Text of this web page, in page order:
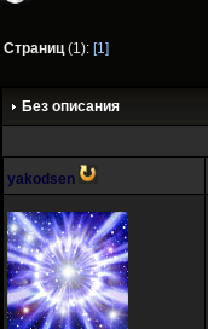
Страниц(1): [1]
Без описания
yakodsen